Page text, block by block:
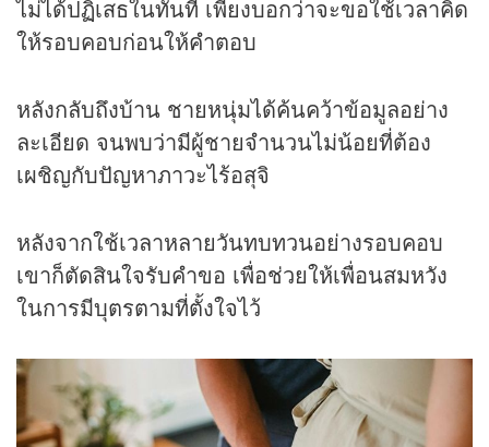
ไม่ได้ปฏิเสธในทันที เพียงบอกว่าจะขอใช้เวลาคิด
ให้รอบคอบก่อนให้คำตอบ
หลังกลับถึงบ้าน ชายหนุ่มได้ค้นคว้าข้อมูลอย่าง
ละเอียด จนพบว่ามีผู้ชายจำนวนไม่น้อยที่ต้อง
เผชิญกับปัญหาภาวะไร้อสุจิ
หลังจากใช้เวลาหลายวันทบทวนอย่างรอบคอบ
เขาก็ตัดสินใจรับคำขอ เพื่อช่วยให้เพื่อนสมหวัง
ในการมีบุตรตามที่ตั้งใจไว้